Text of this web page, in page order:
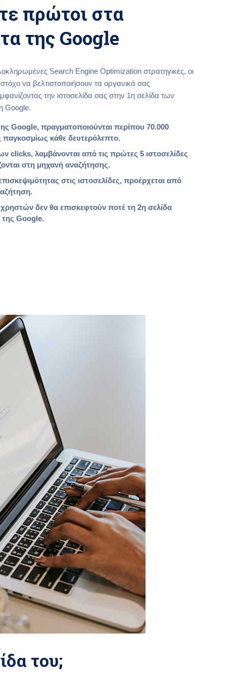
πρώτοι στα
της Google
Search Engine Optimization στρατηγικές, οι
να βελτιστοποιήσουν τα οργανικά σας
την ιστοσελίδα σας στην 1η σελίδα των
Google.
Google, πραγματοποιούνται περίπου 70.000
παγκοσμίως κάθε δευτερόλεπτο.
clicks, λαμβάνονται από τις πρώτες 5 ιστοσελίδες
στη μηχανή αναζήτησης.
στις ιστοσελίδες, προέρχεται από
δεν θα επισκεφτούν ποτέ τη 2η σελίδα
Google.
του;